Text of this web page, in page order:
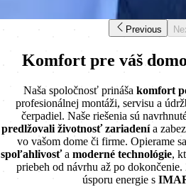
Previous
Komfort pre váš
Naša spoločnosť prináša komfort
profesionálnej montáži, servisu a
čerpadiel. Naše riešenia sú
predlžovali životnosť zariadenía
vo vašom dome či firme. Opierame
spoľahlivosťa moderné technológie,
priebeh od návrhu až po
úsporu energie s